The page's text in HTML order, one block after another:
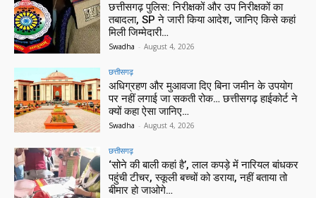
छत्तीसगढ़ पुलिस: निरीक्षकों और उप निरीक्षकों का
तबादला, SP ने जारी किया आदेश, जानिए किसे कहां
मिली जिम्मेदारी…
Swadha - August 4, 2026
छत्तीसगढ़
अधिग्रहण और मुआवजा दिए बिना जमीन के उपयोग
पर नहीं लगाई जा सकती रोक… छत्तीसगढ़ हाईकोर्ट ने
क्यों कहा ऐसा जानिए…
Swadha - August 4, 2026
छत्तीसगढ़
‘सोने की बाली कहां है’, लाल कपड़े में नारियल बांधकर
पहुंची टीचर, स्कूली बच्चों को डराया, नहीं बताया तो
बीमार हो जाओगे…